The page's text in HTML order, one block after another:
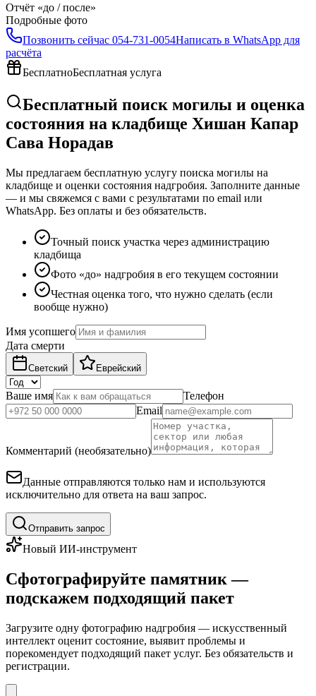
Отчёт «до / после»
Подробные фото
Позвонить сейчас 054-731-0054Написать в WhatsApp для
расчёта
БесплатноБесплатная услуга
Бесплатный поиск могилы и оценка
состояния на кладбище Хишан Капар
Сава Норадав
Мы предлагаем бесплатную услугу поиска могилы на
кладбище и оценки состояния надгробия. Заполните данные
— и мы свяжемся с вами с результатами по email или
WhatsApp. Без оплаты и без обязательств.
Точный поиск участка через администрацию
кладбища
Фото «до» надгробия в его текущем состоянии
Честная оценка того, что нужно сделать (если
вообще нужно)
Имя усопшего
Дата смерти
Светский Еврейский
Ваше имя
Телефон
Email
Комментарий (необязательно)
Данные отправляются только нам и используются
исключительно для ответа на ваш запрос.
Отправить запрос
Новый ИИ-инструмент
Сфотографируйте памятник —
подскажем подходящий пакет
Загрузите одну фотографию надгробия — искусственный
интеллект оценит состояние, выявит проблемы и
порекомендует подходящий пакет услуг. Без обязательств и
регистрации.